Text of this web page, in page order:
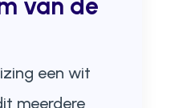
van de
een wit
meerdere